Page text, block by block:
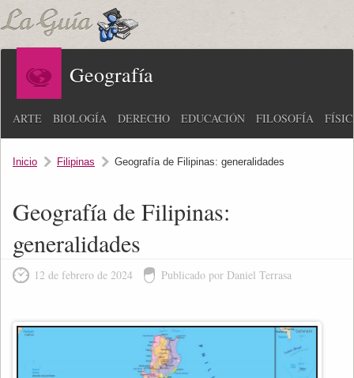
Geografía
ARTE BIOLOGÍA DERECHO EDUCACIÓN FILOSOFÍA
Inicio Filipinas Geografía de Filipinas: generalidades
Geografía de Filipinas:
generalidades
12 de febrero de 2024 Publicado por Daniel Terrasa